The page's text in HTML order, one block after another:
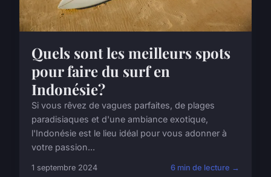
Quels sont les meilleurs spots
pour faire du surf en
Indonésie?
Si vous rêvez de vagues parfaites, de plages
paradisiaques et d'une ambiance exotique,
l'Indonésie est le lieu idéal pour vous adonner à
votre passion...
1 septembre 2024 6 min de lecture →